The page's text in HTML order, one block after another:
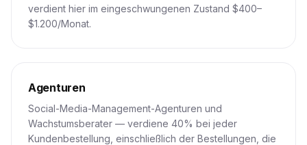
verdient hier im eingeschwungenen Zustand $400–
$1.200/Monat.
Agenturen
Social-Media-Management-Agenturen und
Wachstumsberater — verdiene 40% bei jeder
Kundenbestellung, einschließlich der Bestellungen, die